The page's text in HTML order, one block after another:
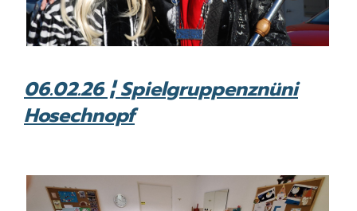
06.02.26 ¦ Spielgruppenznüni
Hosechnopf